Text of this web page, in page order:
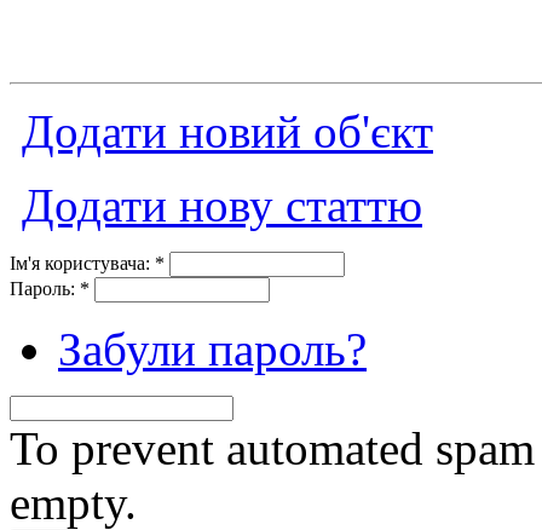
Додати новий об'єкт
Додати нову статтю
Ім'я користувача: *
Пароль: *
Забули пароль?
To prevent automated
empty.